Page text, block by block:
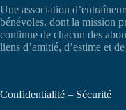
Une association
bénévoles, dont la mission
continue de chacun des
liens d’amitié, d’estime et
Confidentialité – Sécurité